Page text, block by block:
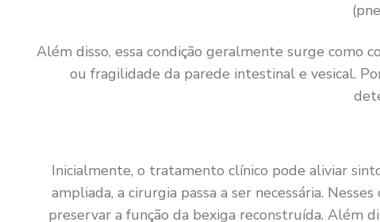
Além disso, essa condição geralmente surge como
ou fragilidade da parede intestinal e vesical.
Inicialmente, o tratamento clínico pode aliviar
ampliada, a cirurgia passa a ser necessária.
preservar a função da bexiga reconstruída. Além